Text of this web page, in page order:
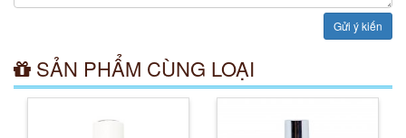
Gửi ý kiến
SẢN PHẨM CÙNG LOẠIChăm sóc móng PROSPER 18ml (Nail
Care)